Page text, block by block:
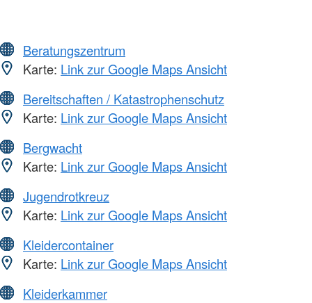
Beratungszentrum
Karte: Link zur Google Maps Ansicht
Bereitschaften / Katastrophenschutz
Karte: Link zur Google Maps Ansicht
Bergwacht
Karte: Link zur Google Maps Ansicht
Jugendrotkreuz
Karte: Link zur Google Maps Ansicht
Kleidercontainer
Karte: Link zur Google Maps Ansicht
Kleiderkammer